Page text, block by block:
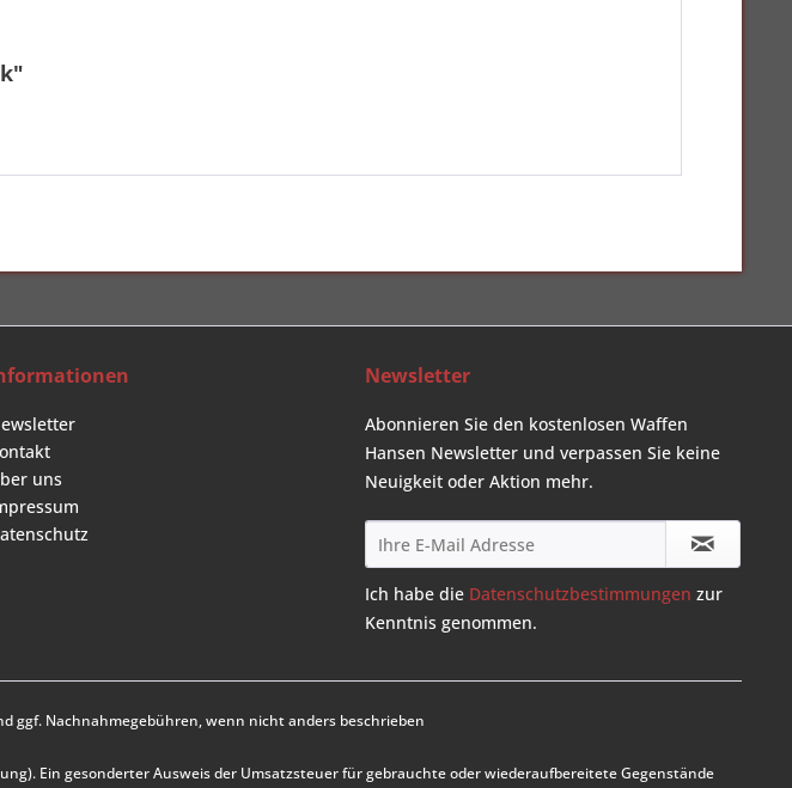
uns
Newsletter
Abonnieren Sie den kostenlosen Waffen
Hansen Newsletter und verpassen Sie keine
Neuigkeit oder Aktion mehr.
Ich habe die Datenschutzbestimmungen zur
Kenntnis genommen.
ggf. Nachnahmegebühren, wenn nicht anders beschrieben
Ein gesonderter Ausweis der Umsatzsteuer für gebrauchte oder wiederaufbereitete Gegenstände